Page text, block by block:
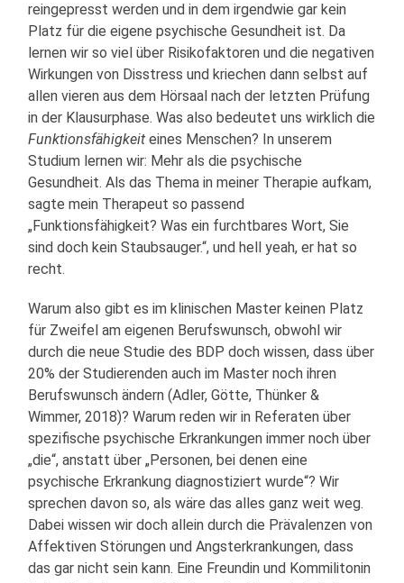
reingepresst werden und in dem irgendwie gar kein
Platz für die eigene psychische Gesundheit ist. Da
lernen wir so viel über Risikofaktoren und die negativen
Wirkungen von Disstress und kriechen dann selbst auf
allen vieren aus dem Hörsaal nach der letzten Prüfung
in der Klausurphase. Was also bedeutet uns wirklich die
Funktionsfähigkeiteines Menschen? In unserem
Studium lernen wir: Mehr als die psychische
Gesundheit. Als das Thema in meiner Therapie aufkam,
sagte mein Therapeut so passend
„Funktionsfähigkeit? Was ein furchtbares Wort, Sie
sind doch kein Staubsauger.“, und hell yeah, er hat so
recht.
Warum also gibt es im klinischen Master keinen Platz
für Zweifel am eigenen Berufswunsch, obwohl wir
durch die neue Studie des BDP doch wissen, dass über
20% der Studierenden auch im Master noch ihren
Berufswunsch ändern (Adler, Götte, Thünker &
Wimmer, 2018)? Warum reden wir in Referaten über
spezifische psychische Erkrankungen immer noch über
„die“, anstatt über „Personen, bei denen eine
psychische Erkrankung diagnostiziert wurde“? Wir
sprechen davon so, als wäre das alles ganz weit weg.
Dabei wissen wir doch allein durch die Prävalenzen von
Affektiven Störungen und Angsterkrankungen, dass
das gar nicht sein kann. Eine Freundin und Kommilitonin